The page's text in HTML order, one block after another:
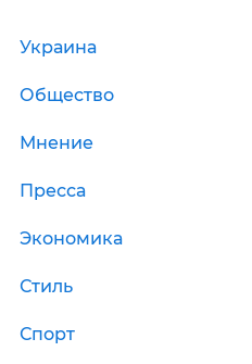
Украина
Общество
Мнение
Пресса
Экономика
Стиль
Спорт